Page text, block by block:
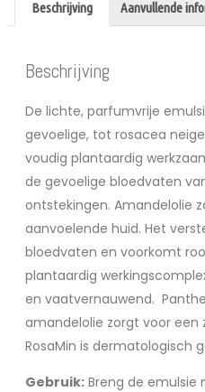
Beschrijving Aanvullende
Beschrijving
De lichte, parfumvrije
gevoelige, tot rosacea
voudig plantaardig
de gevoelige bloedvaten
ontstekingen. Amandelolie
aanvoelende huid. Het
bloedvaten en voorkomt
plantaardig
en vaatvernauwend.
amandelolie zorgt voor een
RosaMin is dermatologisch
Gebruik: Breng de emulsie